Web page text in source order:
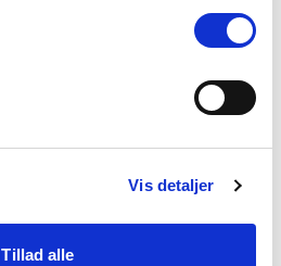
Vis detaljer
Tillad alle